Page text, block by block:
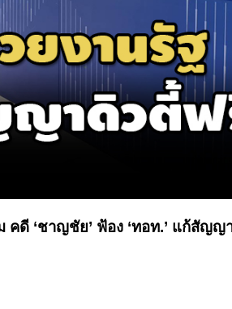
คดี ‘ชาญชัย’ ฟ้อง ‘ทอท.’ แก้สัญญ